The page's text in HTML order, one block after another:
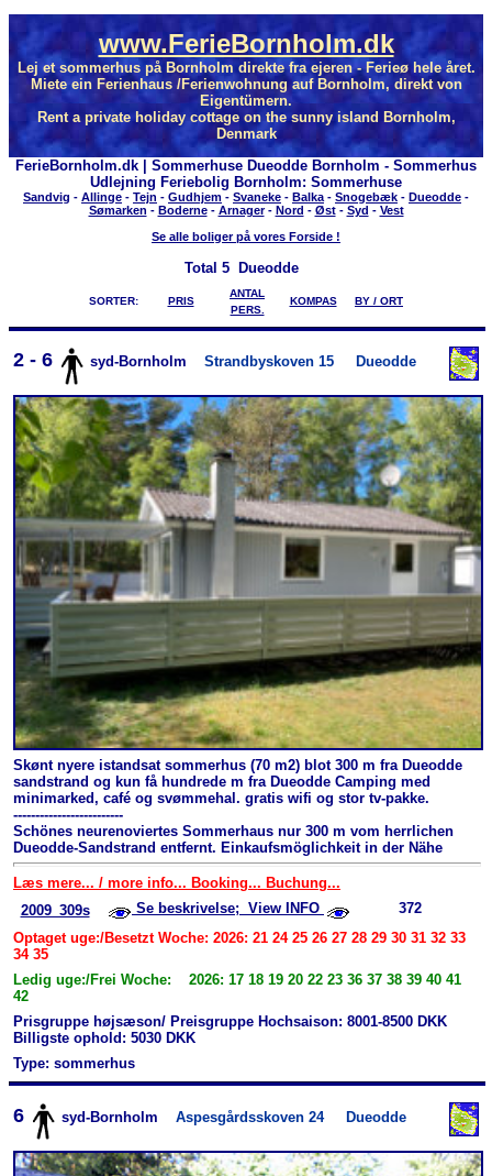
www.FerieBornholm.dk
Lej et sommerhus på Bornholm direkte fra ejeren - Ferieø hele året.
Miete ein Ferienhaus /Ferienwohnung auf Bornholm, direkt von
Eigentümern.
Rent a private holiday cottage on the sunny island Bornholm,
Denmark
FerieBornholm.dk | Sommerhuse Dueodde Bornholm - Sommerhus
Udlejning Feriebolig Bornholm: Sommerhuse
Sandvig - Allinge - Tejn - Gudhjem - Svaneke - Balka - Snogebæk - Dueodde -
Sømarken - Boderne- Arnager- Nord - Øst- Syd - Vest
Se alle boliger på vores Forside !
Total 5 Dueodde
SORTER: PRIS
ANTAL
PERS.
KOMPAS BY / ORT
2 - 6 syd-Bornholm Strandbyskoven 15 Dueodde
Skønt nyere istandsat sommerhus (70 m2) blot 300 m fra Dueodde
sandstrand og kun få hundrede m fra Dueodde Camping med
minimarked, café og svømmehal. gratis wifi og stor tv-pakke.
-------------------------
Schönes neurenoviertes Sommerhaus nur 300 m vom herrlichen
Dueodde-Sandstrand entfernt. Einkaufsmöglichkeit in der Nähe
Læs mere... / more info... Booking... Buchung...
2009_309s
Se beskrivelse; View INFO
372
Optaget uge:/Besetzt Woche: 2026: 21 24 25 26 27 28 29 30 31 32 33
34 35
Ledig uge:/Frei Woche: 2026: 17 18 19 20 22 23 36 37 38 39 40 41
42
Prisgruppe højsæson/ Preisgruppe Hochsaison: 8001-8500 DKK
Billigste ophold: 5030 DKK
Type: sommerhus
6 syd-Bornholm Aspesgårdsskoven 24 Dueodde